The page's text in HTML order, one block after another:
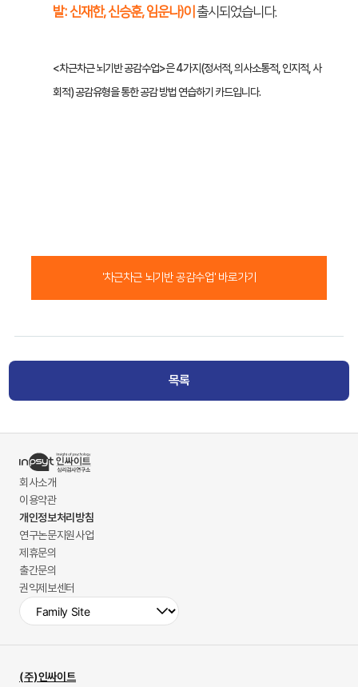
발: 신재한, 신승훈, 임운나)이 출시되었습니다.
<차근차근 뇌기반 공감수업>은 4가지(정서적, 의사소통적, 인지적, 사
회적) 공감유형을 통한 공감 방법 연습하기 카드입니다.
'차근차근 뇌기반 공감수업' 바로가기
목록
회사소개
이용약관
개인정보처리방침
연구논문지원사업
제휴문의
출간문의
권익제보센터
(주)인싸이트